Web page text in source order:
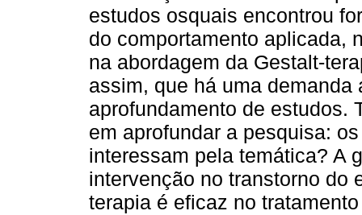
estudos osquais encontrou
do comportamento aplicada,
na abordagem da Gestalt-
assim, que há uma
aprofundamento de estudos.
em aprofundar a pesquisa:
interessam pela temática? A
intervenção no transtorno do
terapia é eficaz no